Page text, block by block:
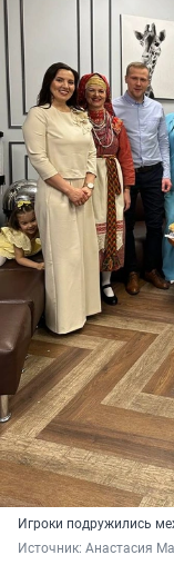
Игроки подружились
Источник: Анастасия